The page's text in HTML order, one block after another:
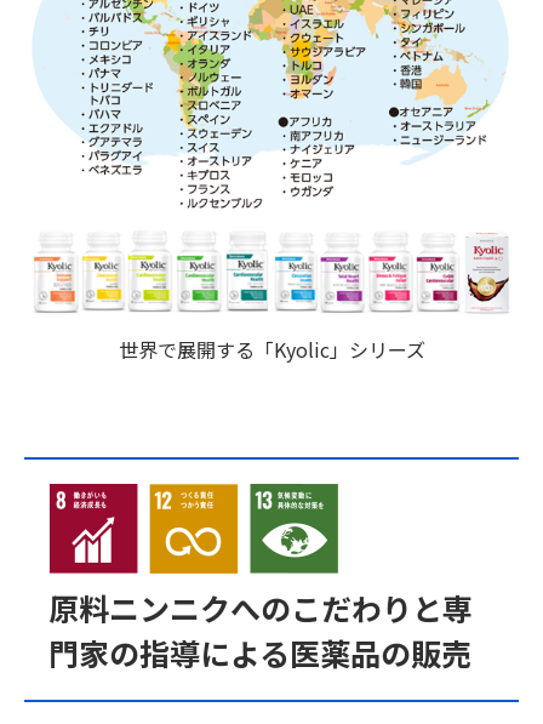
世界で展開する「Kyolic」シリーズ
原料ニンニクへのこだわりと専
門家の指導による医薬品の販売